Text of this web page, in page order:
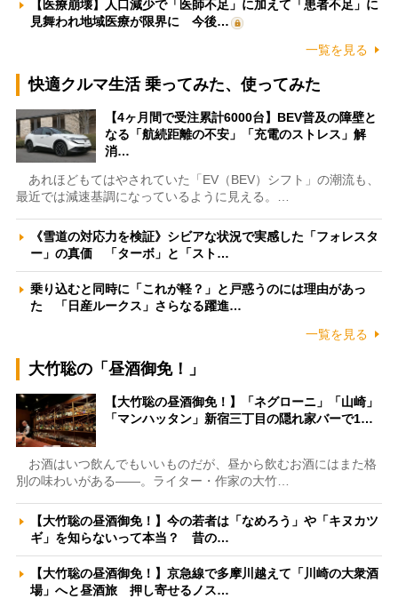
【医療崩壊】人口減少で「医師不足」に加えて「患者不足」に
見舞われ地域医療が限界に 今後…
一覧を見る
快適クルマ生活 乗ってみた、使ってみた
【4ヶ月間で受注累計6000台】BEV普及の障壁と
なる「航続距離の不安」「充電のストレス」解
消…
あれほどもてはやされていた「EV（BEV）シフト」の潮流も、
最近では減速基調になっているように見える。…
《雪道の対応力を検証》シビアな状況で実感した「フォレスタ
ー」の真価 「ターボ」と「スト…
乗り込むと同時に「これが軽？」と戸惑うのには理由があっ
た 「日産ルークス」さらなる躍進…
一覧を見る
大竹聡の「昼酒御免！」
【大竹聡の昼酒御免！】「ネグローニ」「山崎」
「マンハッタン」新宿三丁目の隠れ家バーで1…
お酒はいつ飲んでもいいものだが、昼から飲むお酒にはまた格
別の味わいがある――。ライター・作家の大竹…
【大竹聡の昼酒御免！】今の若者は「なめろう」や「キヌカツ
ギ」を知らないって本当？ 昔の…
【大竹聡の昼酒御免！】京急線で多摩川越えて「川崎の大衆酒
場」へと昼酒旅 押し寄せるノス…